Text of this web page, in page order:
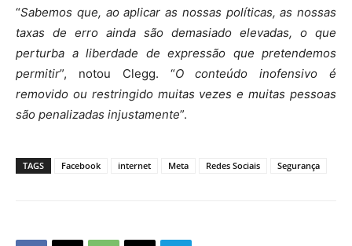
“Sabemos que, ao aplicar as nossas políticas, as nossas
taxas de erro ainda são demasiado elevadas, o que
perturba a liberdade de expressão que pretendemos
permitir”, notou Clegg. “O conteúdo inofensivo é
removido ou restringido muitas vezes e muitas pessoas
são penalizadas injustamente”.
TAGS Facebook internet Meta Redes Sociais Segurança